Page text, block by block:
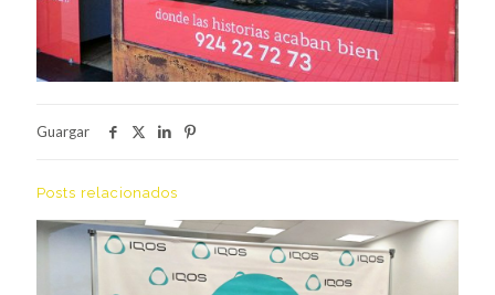
Guargar
Posts relacionados